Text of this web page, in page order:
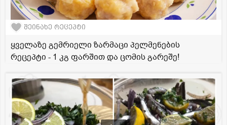
შეინახე რეცეპტი
ყველაზე გემრიელი ზარმაცი პელმენების
რეცეპტი - 1 კგ ფარშით და ცომის გარეშე!